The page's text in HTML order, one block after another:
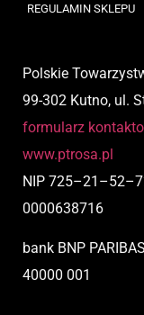
REGULAMIN SKLEPU
Polskie
99-302 Kutno, ul.
formularz
www.ptrosa.pl
NIP 725–21 –52–
0000638716
bank BNP PARIBAS
40000 001